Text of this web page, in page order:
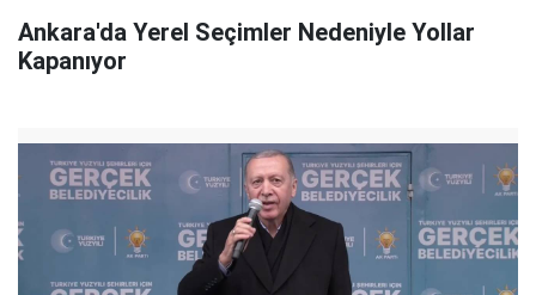
Ankara'da Yerel Seçimler Nedeniyle Yollar
Kapanıyor